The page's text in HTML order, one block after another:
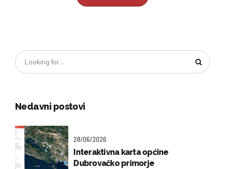
Nedavni postovi
28/06/2026
Interaktivna karta općine
Dubrovačko primorje